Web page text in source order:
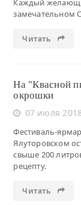
замечательном
Читать
На "Квасной
окрошки
07 июля 2018
Фестиваль-
Ялуторовском
свыше 200
рецепту.
Читать